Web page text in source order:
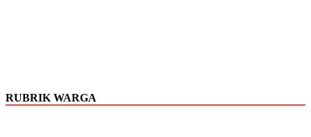
RUBRIK WARGA